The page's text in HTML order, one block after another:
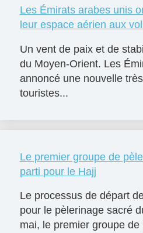
Les Émirats arabes unis
leur espace aérien aux
Un vent de paix et de
du Moyen-Orient. Les
annoncé une nouvelle
touristes...
Le premier groupe de
parti pour le Hajj
Le processus de départ
pour le pèlerinage sacré
mai, le premier groupe de